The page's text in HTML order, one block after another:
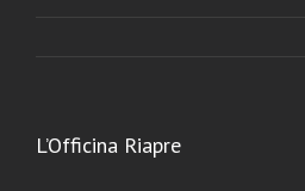
L’Officina Riapre